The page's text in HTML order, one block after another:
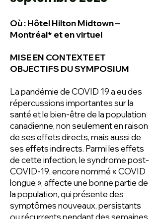
Où :Hôtel Hilton Midtown–
Montréal* et en virtuel
MISE EN CONTEXTE ET
OBJECTIFS DU SYMPOSIUM
La pandémie de COVID 19 a eu des
répercussions importantes sur la
santé et le bien-être de la population
canadienne, non seulement en raison
de ses effets directs, mais aussi de
ses effets indirects. Parmi les effets
de cette infection, le syndrome post-
COVID-19, encore nommé « COVID
longue », affecte une bonne partie de
la population, qui présente des
symptômes nouveaux, persistants
ou récurrents pendant des semaines